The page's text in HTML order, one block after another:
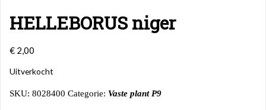
HELLEBORUS niger
€ 2,00
Uitverkocht
SKU: 8028400 Categorie: Vaste plant P9